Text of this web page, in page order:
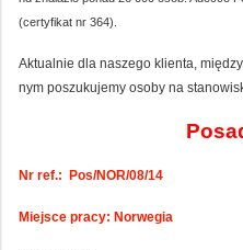
(certyfikat nr 364).
Aktualnie dla naszego klienta,
nym poszukujemy osoby na
Nr ref.: Pos/NOR/08/14
Miejsce pracy: Norwegia